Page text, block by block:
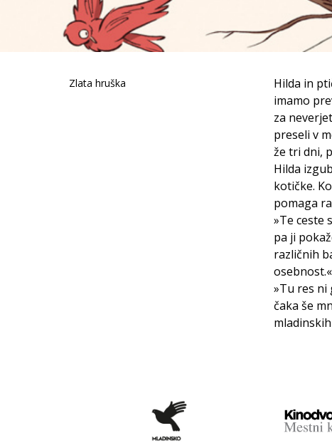
Zlata hruška
Hilda in
imamo
za
preseli v
že tri dni,
Hilda
kotičke.
pomaga
»Te ceste
pa ji
različnih
»Tu res ni
čaka še